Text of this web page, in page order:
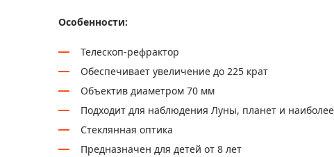
Особенности:
Телескоп-рефрактор
Обеспечивает увеличение до 225 крат
Объектив диаметром 70 мм
Подходит для наблюдения Луны, планет и
Стеклянная оптика
Предназначен для детей от 8 лет